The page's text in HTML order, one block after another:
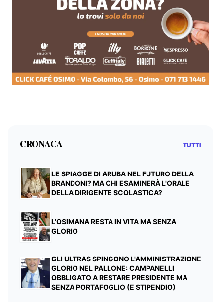
CRONACA TUTTI
LE SPIAGGE DI ARUBA NEL FUTURO DELLA
BRANDONI? MA CHI ESAMINERÀ L'ORALE
DELLA DIRIGENTE SCOLASTICA?
L’OSIMANA RESTA IN VITA MA SENZA
GLORIO
GLI ULTRAS SPINGONO L'AMMINISTRAZIONE
GLORIO NEL PALLONE: CAMPANELLI
OBBLIGATO A RESTARE PRESIDENTE MA
SENZA PORTAFOGLIO (E STIPENDIO)